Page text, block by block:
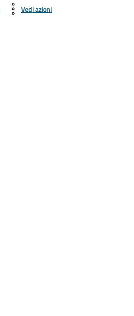
Vedi azioni